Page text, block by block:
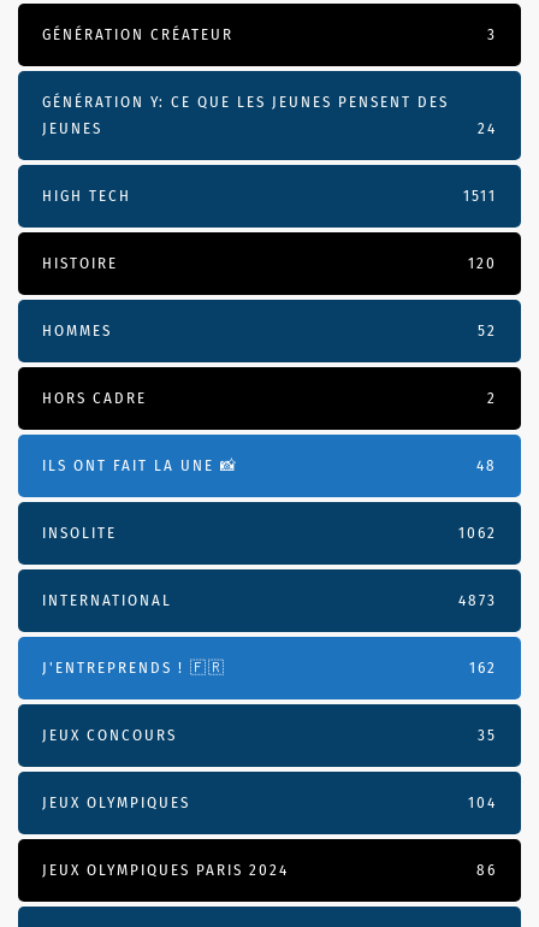
GÉNÉRATION CRÉATEUR 3
GÉNÉRATION Y: CE QUE LES JEUNES PENSENT DES
JEUNES
24
HIGH TECH 1511
HISTOIRE 120
HOMMES 52
HORS CADRE 2
ILS ONT FAIT LA UNE 📸 48
INSOLITE 1062
INTERNATIONAL 4873
J'ENTREPRENDS ! 🇫🇷 162
JEUX CONCOURS 35
JEUX OLYMPIQUES 104
JEUX OLYMPIQUES PARIS 2024 86